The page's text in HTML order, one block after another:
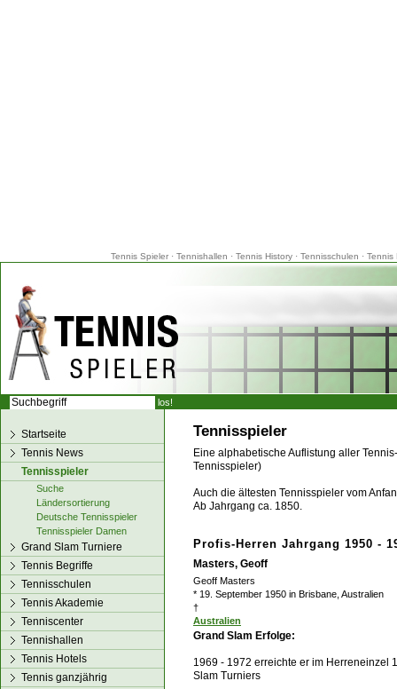
Tennis Spieler· Tennishallen · Tennis History· Tennisschulen · Tennis
Tennisspieler
Eine alphabetische Auflistung aller
Tennisspieler)
Auch die ältesten Tennisspieler vom
Ab Jahrgang ca. 1850.
Profis-Herren Jahrgang 1950 -
Masters, Geoff
Geoff Masters
* 19. September 1950 in Brisbane, Australien
†
Australien
Grand Slam Erfolge:
1969 - 1972 erreichte er im Herreneinzel
Slam Turniers
Startseite
Tennis News
Tennisspieler
Suche
Ländersortierung
Deutsche Tennisspieler
Tennisspieler Damen
Grand Slam Turniere
Tennis Begriffe
Tennisschulen
Tennis Akademie
Tenniscenter
Tennishallen
Tennis Hotels
Tennis ganzjährig
los!